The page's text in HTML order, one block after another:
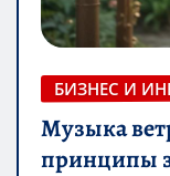
БИЗНЕС И
Музыка
принципы